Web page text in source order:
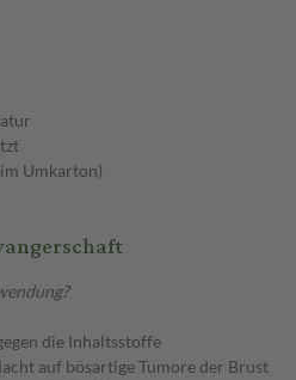
Umkarton)
die Inhaltsstoffe
auf bösartige Tumore der Brust